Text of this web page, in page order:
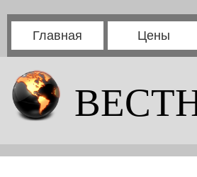
Главная Цены